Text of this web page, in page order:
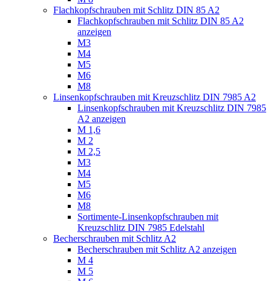
Flachkopfschrauben mit Schlitz DIN 85 A2
Flachkopfschrauben mit Schlitz DIN 85 A2
anzeigen
M3
M4
M5
M6
M8
Linsenkopfschrauben mit Kreuzschlitz DIN 7985 A2
Linsenkopfschrauben mit Kreuzschlitz DIN 7985
A2 anzeigen
M 1,6
M 2
M 2,5
M3
M4
M5
M6
M8
Sortimente-Linsenkopfschrauben mit
Kreuzschlitz DIN 7985 Edelstahl
Becherschrauben mit Schlitz A2
Becherschrauben mit Schlitz A2 anzeigen
M 4
M 5